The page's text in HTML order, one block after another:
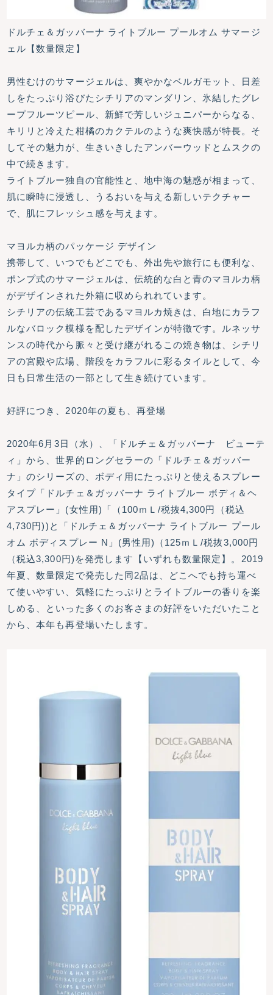
ドルチェ＆ガッバーナ ライトブルー プールオム サマージ
ェル【数量限定】
男性むけのサマージェルは、爽やかなベルガモット、日差
しをたっぷり浴びたシチリアのマンダリン、氷結したグレ
ープフルーツピール、新鮮で芳しいジュニパーからなる、
キリリと冷えた柑橘のカクテルのような爽快感が特長。そ
してその魅力が、生きいきしたアンバーウッドとムスクの
中で続きます。
ライトブルー独自の官能性と、地中海の魅惑が相まって、
肌に瞬時に浸透し、うるおいを与える新しいテクチャー
で、肌にフレッシュ感を与えます。
マヨルカ柄のパッケージ デザイン
携帯して、いつでもどこでも、外出先や旅行にも便利な、
ポンプ式のサマージェルは、伝統的な白と青のマヨルカ柄
がデザインされた外箱に収められれています。
シチリアの伝統工芸であるマヨルカ焼きは、白地にカラフ
ルなバロック模様を配したデザインが特徴です。ルネッサ
ンスの時代から脈々と受け継がれるこの焼き物は、シチリ
アの宮殿や広場、階段をカラフルに彩るタイルとして、今
日も日常生活の一部として生き続けています。
好評につき、2020年の夏も、再登場
2020年6月3日（水）、「ドルチェ＆ガッバーナ ビューテ
ィ」から、世界的ロングセラーの「ドルチェ＆ガッバー
ナ」のシリーズの、ボディ用にたっぷりと使えるスプレー
タイプ「ドルチェ＆ガッバーナ ライトブルー ボディ＆ヘ
アスプレー」(女性用)「（100ｍＬ/税抜4,300円（税込
4,730円))と「ドルチェ＆ガッバーナ ライトブルー プール
オム ボディスプレー N」(男性用)（125ｍＬ/税抜3,000円
（税込3,300円)を発売します【いずれも数量限定】。2019
年夏、数量限定で発売した同2品は、どこへでも持ち運べ
て使いやすい、気軽にたっぷりとライトブルーの香りを楽
しめる、といった多くのお客さまの好評をいただいたこと
から、本年も再登場いたします。